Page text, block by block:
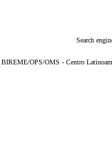
Search
BIREME/OPS/OMS - Centro